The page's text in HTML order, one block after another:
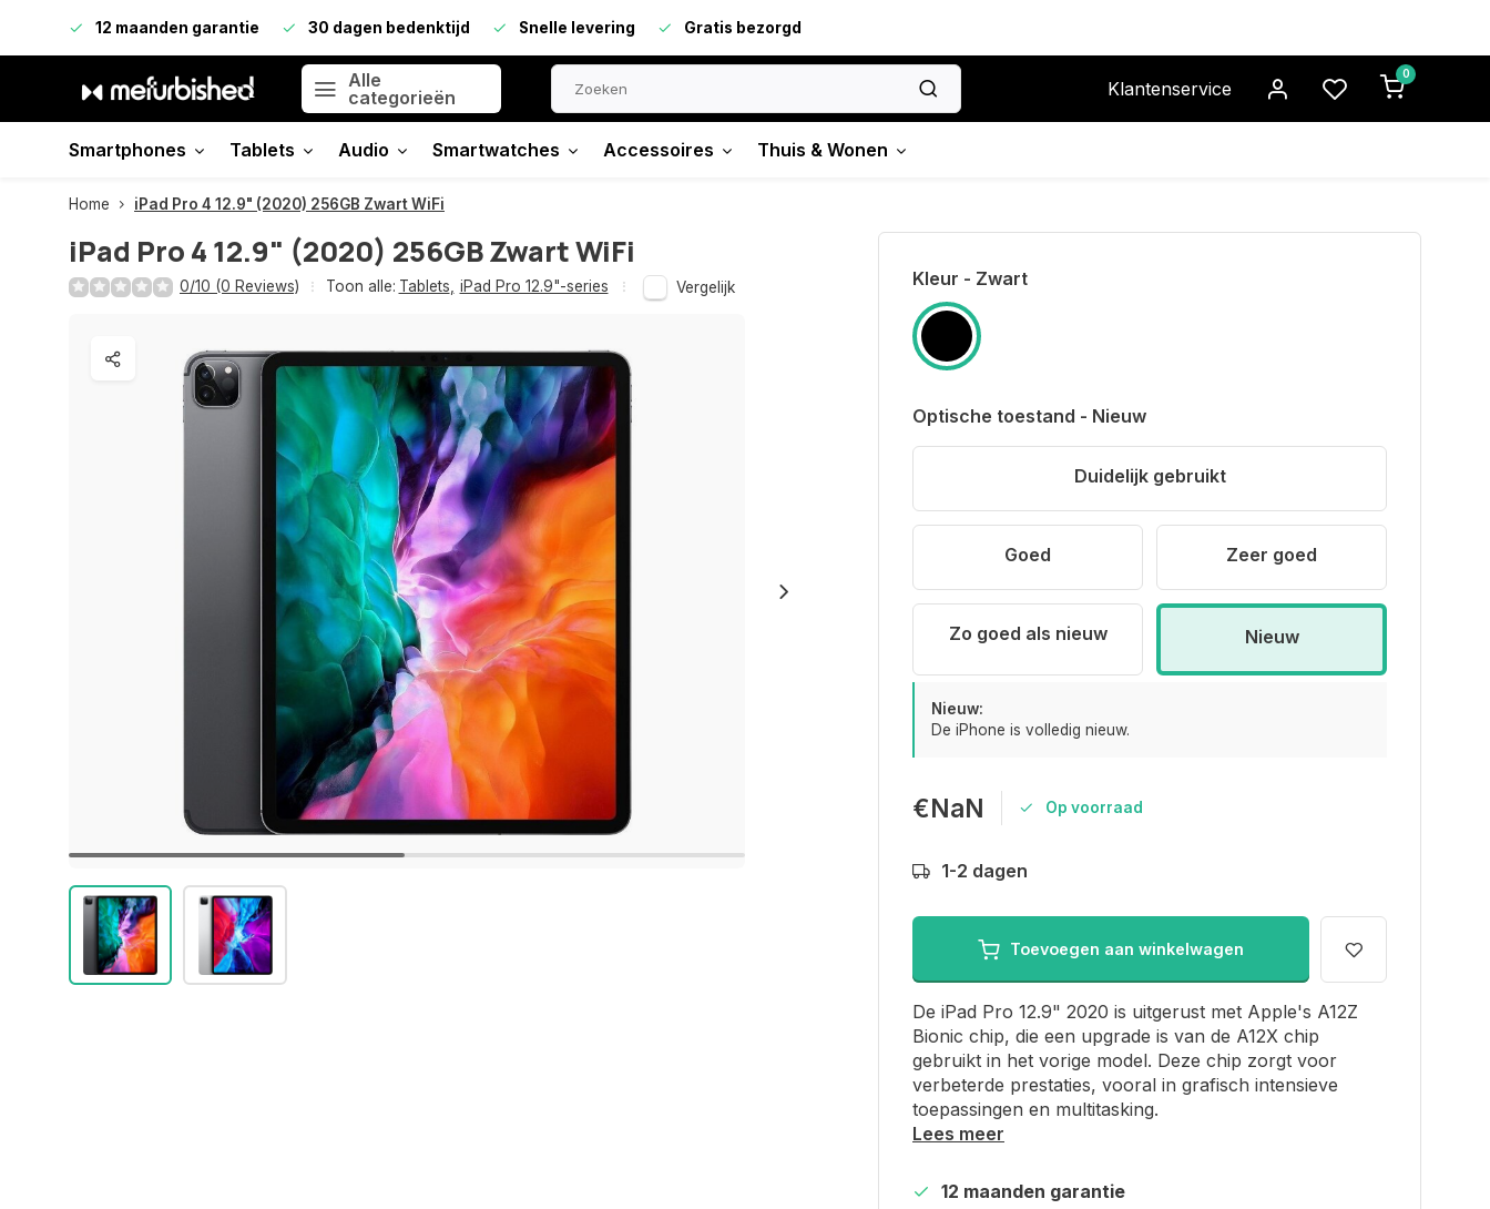
12 maanden garantie 30 dagen bedenktijd Snelle levering Gratis bezorgd
Alle
categorieën
Klantenservice
0
Smartphones Tablets Audio Smartwatches Accessoires Thuis & Wonen
Home iPad Pro 4 12.9" (2020) 256GB Zwart WiFi
iPad Pro 4 12.9" (2020) 256GB Zwart WiFi
0/10 (0 Reviews) Toon alle: Tablets iPad Pro 12.9"-series Vergelijk Kleur - Zwart
Optische toestand - Nieuw
Duidelijk gebruikt
Goed Zeer goed
Zo goed als nieuw Nieuw
Nieuw:
De iPhone is volledig nieuw.
€NaN Op voorraad
1-2 dagen
Toevoegen aan winkelwagen
De iPad Pro 12.9" 2020 is uitgerust met Apple's A12Z
Bionic chip, die een upgrade is van de A12X chip
gebruikt in het vorige model. Deze chip zorgt voor
verbeterde prestaties, vooral in grafisch intensieve
toepassingen en multitasking.
Lees meer
12 maanden garantie